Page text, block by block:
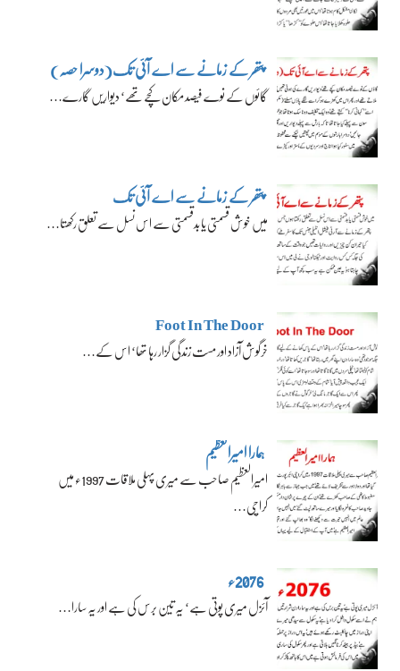
پتھر کے زمانے سے اے آئی تک(دوسرا حصہ)
گائوں کے نوے فیصد مکان کچے تھے‘ دیواریں گارے…
پتھر کے زمانے سے اے آئی تک
میں خوش قسمتی یا بدقسمتی سے اس نسل سے تعلق رکھتا…
Foot In The Door
خرگوش آزاد اور مست زندگی گزار رہا تھا‘ اس کے…
ہمارا امیرالعظیم
امیرالعظیم صاحب سے میری پہلی ملاقات 1997ء میں
کراچی…
2076ء
آئزل میری پوتی ہے‘ یہ تین برس کی ہے اور یہ سارا…